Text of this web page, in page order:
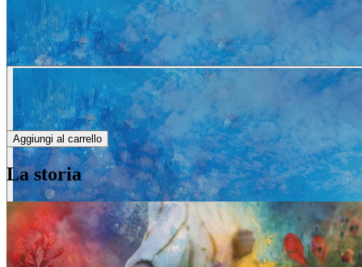
Aggiungi al carrello
La storia